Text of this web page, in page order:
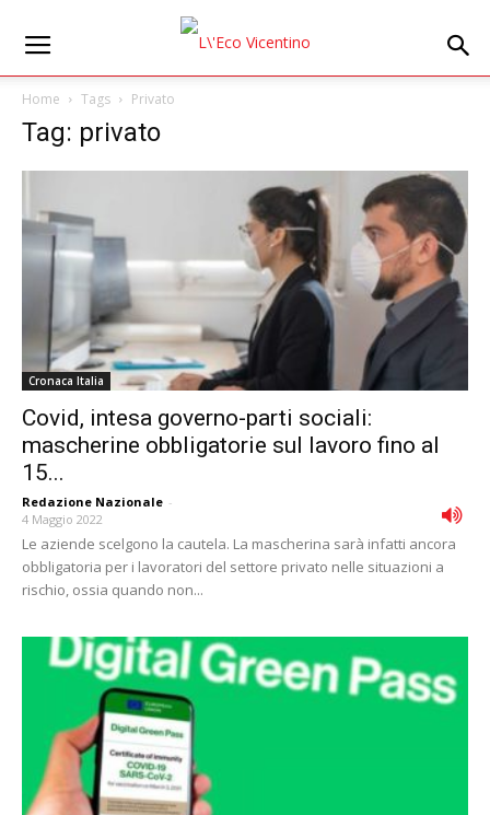
Home Tags Privato
Tag: privato
Cronaca Italia
Covid, intesa governo-parti sociali:
mascherine obbligatorie sul lavoro fino al
15...
Redazione Nazionale -
4 Maggio 2022
Le aziende scelgono la cautela. La mascherina sarà infatti ancora
obbligatoria per i lavoratori del settore privato nelle situazioni a
rischio, ossia quando non...